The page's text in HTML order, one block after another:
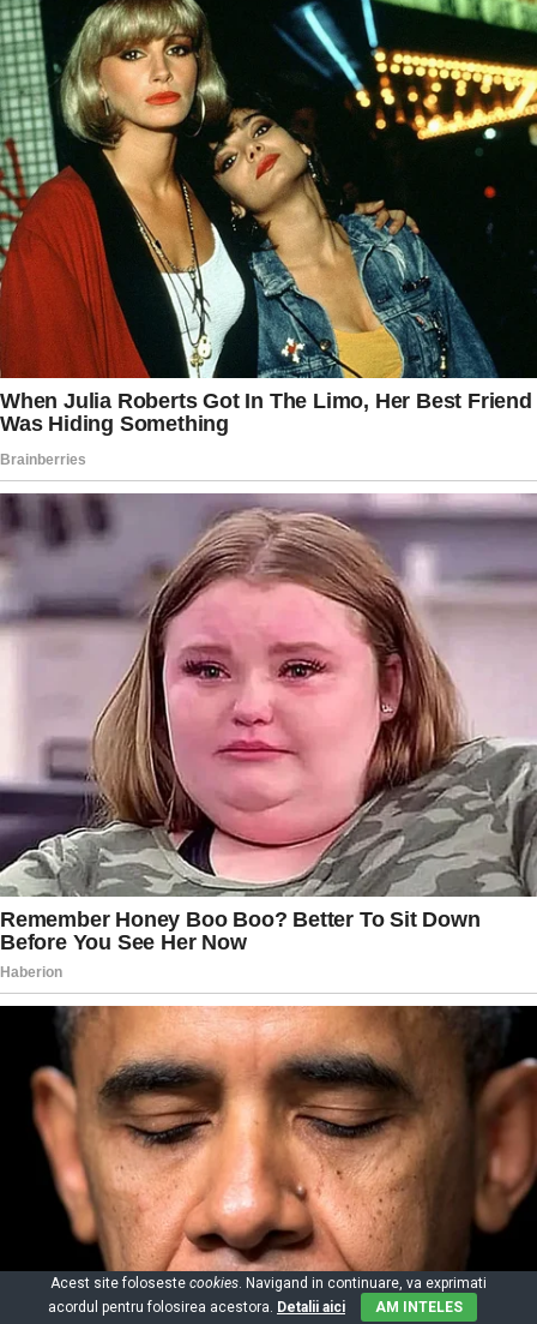
Acest site foloseste cookies. Navigand in continuare, va exprimati
acordul pentru folosirea acestora. Detalii aici AM INTELES